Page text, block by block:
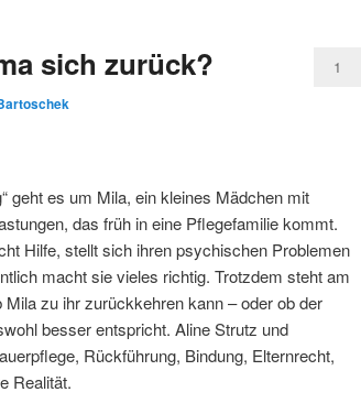
sich zurück? 1
geht es um Mila, ein kleines Mädchen mit
das früh in eine Pflegefamilie kommt.
Hilfe, stellt sich ihren psychischen Problemen
macht sie vieles richtig. Trotzdem steht am
zu ihr zurückkehren kann – oder ob der
besser entspricht. Aline Strutz und
Rückführung, Bindung, Elternrecht,
Realität.